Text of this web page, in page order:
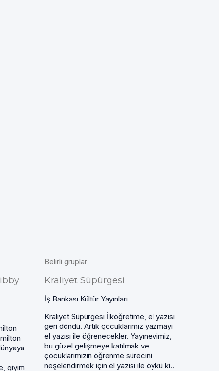
giyim
Belirli gruplar
Kraliyet Süpürgesi
İş Bankası Kültür Yayınları
Kraliyet Süpürgesi İlköğretime, el yazısı
geri döndü. Artık çocuklarımız yazmayı
el yazısı ile öğrenecekler. Yayınevimiz,
bu güzel gelişmeye katılmak ve
çocuklarımızın öğrenme sürecini
neşelendirmek için el yazısı ile öykü ki...